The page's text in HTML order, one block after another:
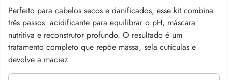
Perfeito para cabelos secos e danificados, esse kit combina
três passos: acidificante para equilibrar o pH, máscara
nutritiva e reconstrutor profundo. O resultado é um
tratamento completo que repõe massa, sela cutículas e
devolve a maciez.